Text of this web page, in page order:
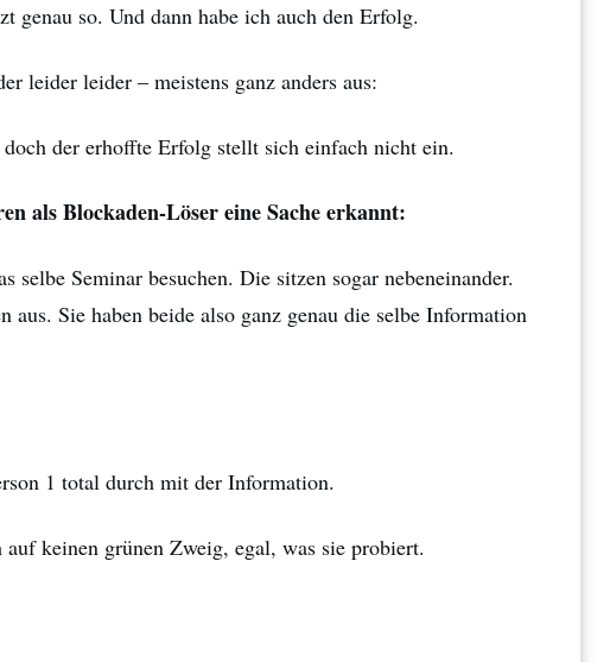
genau so. Und dann habe ich auch den Erfolg.
leider leider – meistens ganz anders aus:
der erhoffte Erfolg stellt sich einfach nicht ein.
als Blockaden-Löser eine Sache erkannt:
selbe Seminar besuchen. Die sitzen sogar nebeneinander.
aus. Sie haben beide also ganz genau die selbe Information
1 total durch mit der Information.
keinen grünen Zweig, egal, was sie probiert.